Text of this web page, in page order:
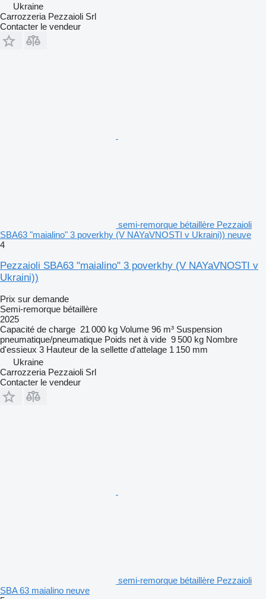
Ukraine
Carrozzeria Pezzaioli Srl
Contacter le vendeur
semi-remorque bétaillère Pezzaioli
SBA63 "maialino" 3 poverkhy (V NAYaVNOSTI v Ukraini)) neuve
4
Pezzaioli SBA63 "maialino" 3 poverkhy (V NAYaVNOSTI v
Ukraini))
Prix sur demande
Semi-remorque bétaillère
2025
Capacité de charge 21 000 kg Volume 96 m³ Suspension
pneumatique/pneumatique Poids net à vide 9 500 kg Nombre
d'essieux 3 Hauteur de la sellette d'attelage 1 150 mm
Ukraine
Carrozzeria Pezzaioli Srl
Contacter le vendeur
semi-remorque bétaillère Pezzaioli
SBA 63 maialino neuve